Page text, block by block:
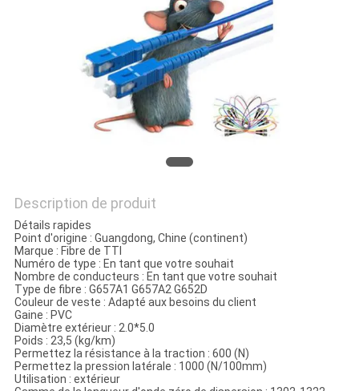
Description de produit
Détails rapides
Point d'origine : Guangdong, Chine (continent)
Marque : Fibre de TTI
Numéro de type : En tant que votre souhait
Nombre de conducteurs : En tant que votre souhait
Type de fibre : G657A1 G657A2 G652D
Couleur de veste : Adapté aux besoins du client
Gaine : PVC
Diamètre extérieur : 2.0*5.0
Poids : 23,5 (kg/km)
Permettez la résistance à la traction : 600 (N)
Permettez la pression latérale : 1000 (N/100mm)
Utilisation : extérieur